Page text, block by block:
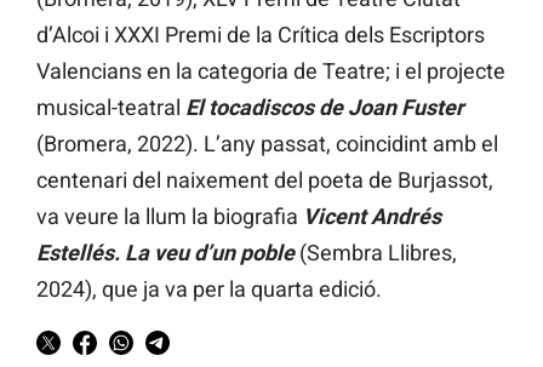
d’Alcoi i XXXI Premi de la Crítica dels Escriptors
Valencians en la categoria de Teatre; i el projecte
musical-teatral El tocadiscos de Joan Fuster
(Bromera, 2022). L’any passat, coincidint amb el
centenari del naixement del poeta de Burjassot,
va veure la llum la biografia Vicent Andrés
Estellés. La veu d’un poble(Sembra Llibres,
2024), que ja va per la quarta edició.